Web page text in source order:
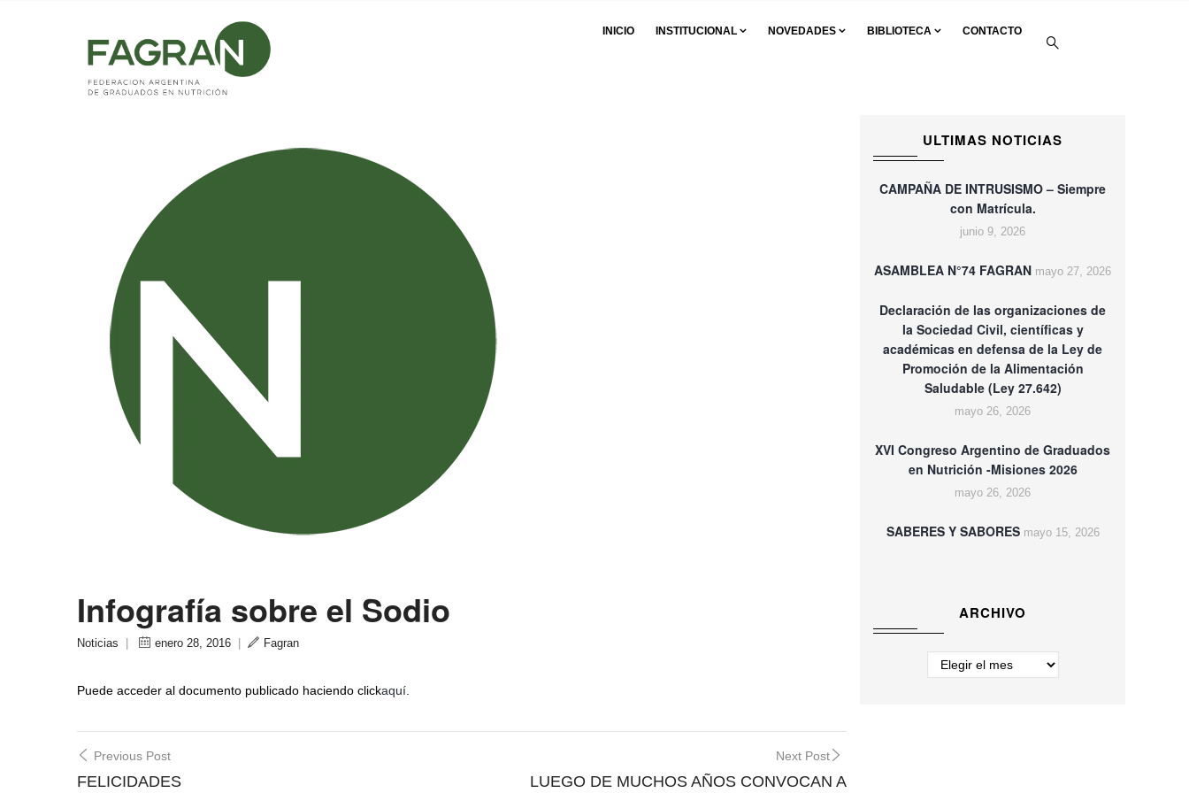
INICIO INSTITUCIONAL NOVEDADES BIBLIOTECA CONTACTO
Home Noticias/Infografía sobre el Sodio
Infografía sobre el Sodio
Noticias enero 28, 2016 Fagran
Puede acceder al documento publicado haciendo clickaquí
Post
Previous Post
FELICIDADES
Next Post
LUEGO DE MUCHOS AÑOS CONVOCAN A
ULTIMAS NOTICIAS
CAMPAÑA DE INTRUSISMO – Siempre
con Matrícula.
junio 9, 2026
ASAMBLEA N°74 FAGRAN mayo 27, 2026
Declaración de las organizaciones de
la Sociedad Civil, científicas y
académicas en defensa de la Ley de
Promoción de la Alimentación
Saludable (Ley 27.642)
mayo 26, 2026
XVI Congreso Argentino de Graduados
en Nutrición -Misiones 2026
mayo 26, 2026
SABERES Y SABORES mayo 15, 2026
ARCHIVO
Archivo